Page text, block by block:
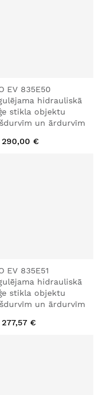
EV 835E50
hidrauliskā
stikla objektu
un ārdurvīm
290,00 €
EV 835E51
hidrauliskā
stikla objektu
un ārdurvīm
277,57 €